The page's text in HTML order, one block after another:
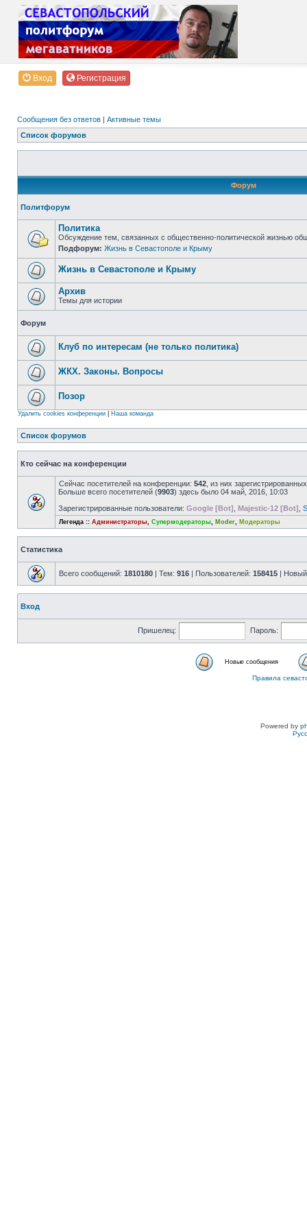
Вход Регистрация
Сообщения без ответов | Активные темы
Список форумов
Форум
Политфорум
Политика
Обсуждение тем, связанных с общественно-политической жизнью
Подфорум: Жизнь в Севастополе и Крыму
Жизнь в Севастополе и Крыму
Архив
Темы для истории
Форум
Клуб по интересам (не только политика)
ЖКХ. Законы. Вопросы
Позор
Удалить cookies конференции Наша команда
Список форумов
Кто сейчас на конференции
Сейчас посетителей на конференции: 542 , из них
Больше всего посетителей (9903) здесь было 04 май, 2016, 10:03
Зарегистрированные пользователи: Google [Bot] Majestic-12 [Bot]
Легенда :: Администраторы, Супермодераторы, Moder, Модераторы
Статистика
Всего сообщений: 1810180 | Тем: 916 | Пользователей: 158415 |
Вход
Пришелец: Пароль:
Новые сообщения
Правила
Powered by